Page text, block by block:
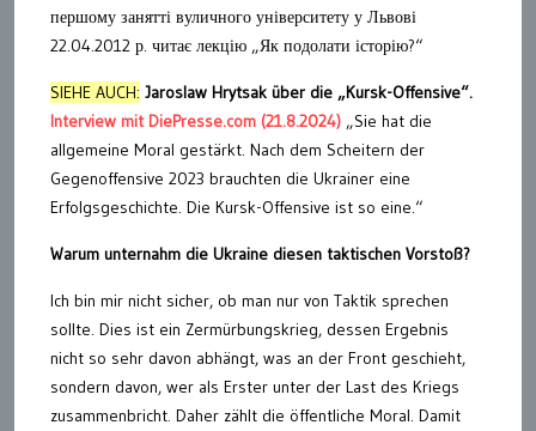
першому занятті вуличного університету у Львові
22.04.2012 р. читає лекцію „Як подолати історію?“
SIEHE AUCH: Jaroslaw Hrytsak über die „Kursk-Offensive“.
Interview mit DiePresse.com (21.8.2024) „Sie hat die
allgemeine Moral gestärkt. Nach dem Scheitern der
Gegenoffensive 2023 brauchten die Ukrainer eine
Erfolgsgeschichte. Die Kursk-Offensive ist so eine.“
Warum unternahm die Ukraine diesen taktischen Vorstoß?
Ich bin mir nicht sicher, ob man nur von Taktik sprechen
sollte. Dies ist ein Zermürbungskrieg, dessen Ergebnis
nicht so sehr davon abhängt, was an der Front geschieht,
sondern davon, wer als Erster unter der Last des Kriegs
zusammenbricht. Daher zählt die öffentliche Moral. Damit